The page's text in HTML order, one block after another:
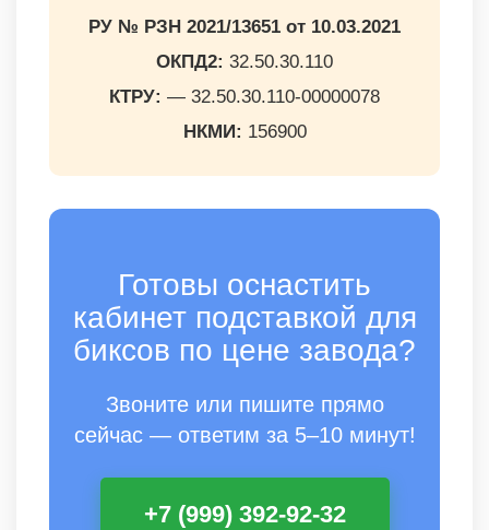
РУ № РЗН 2021/13651 от 10.03.2021
ОКПД2: 32.50.30.110
КТРУ: — 32.50.30.110-00000078
НКМИ: 156900
Готовы оснастить
кабинет подставкой для
биксов по цене завода?
Звоните или пишите прямо
сейчас — ответим за 5–10 минут!
+7 (999) 392-92-32